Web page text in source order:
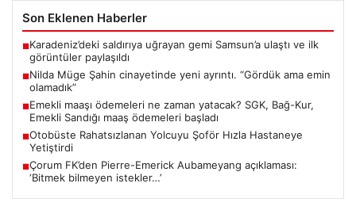
Son Eklenen Haberler
■Karadeniz’deki saldırıya uğrayan gemi Samsun’a ulaştı ve ilk
görüntüler paylaşıldı
■Nilda Müge Şahin cinayetinde yeni ayrıntı. “Gördük ama emin
olamadık”
■Emekli maaşı ödemeleri ne zaman yatacak? SGK, Bağ-Kur,
Emekli Sandığı maaş ödemeleri başladı
■Otobüste Rahatsızlanan Yolcuyu Şoför Hızla Hastaneye
Yetiştirdi
■Çorum FK’den Pierre-Emerick Aubameyang açıklaması:
‘Bitmek bilmeyen istekler…’